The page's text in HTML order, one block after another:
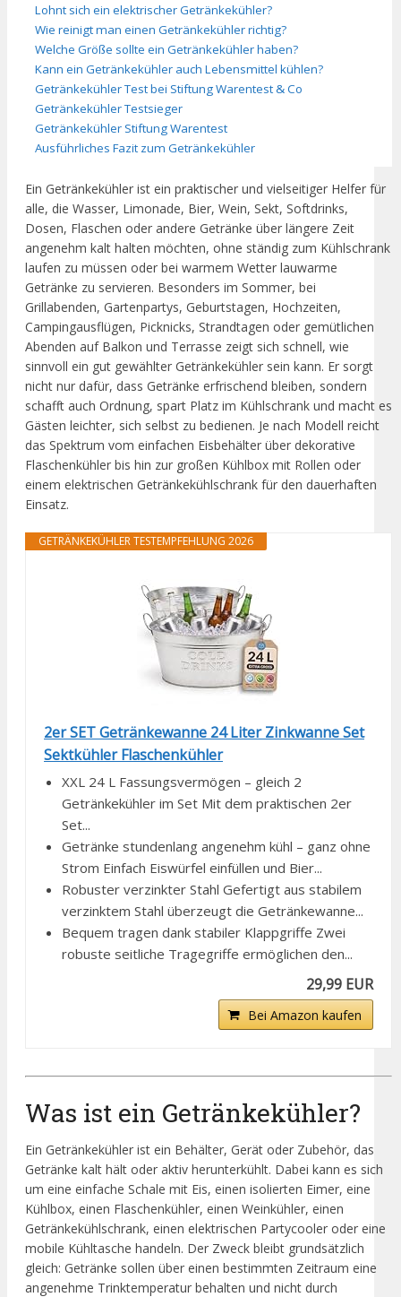
Lohnt sich ein elektrischer Getränkekühler?
Wie reinigt man einen Getränkekühler richtig?
Welche Größe sollte ein Getränkekühler haben?
Kann ein Getränkekühler auch Lebensmittel kühlen?
Getränkekühler Test bei Stiftung Warentest & Co
Getränkekühler Testsieger
Getränkekühler Stiftung Warentest
Ausführliches Fazit zum Getränkekühler
Ein Getränkekühler ist ein praktischer und vielseitiger Helfer für
alle, die Wasser, Limonade, Bier, Wein, Sekt, Softdrinks,
Dosen, Flaschen oder andere Getränke über längere Zeit
angenehm kalt halten möchten, ohne ständig zum Kühlschrank
laufen zu müssen oder bei warmem Wetter lauwarme
Getränke zu servieren. Besonders im Sommer, bei
Grillabenden, Gartenpartys, Geburtstagen, Hochzeiten,
Campingausflügen, Picknicks, Strandtagen oder gemütlichen
Abenden auf Balkon und Terrasse zeigt sich schnell, wie
sinnvoll ein gut gewählter Getränkekühler sein kann. Er sorgt
nicht nur dafür, dass Getränke erfrischend bleiben, sondern
schafft auch Ordnung, spart Platz im Kühlschrank und macht es
Gästen leichter, sich selbst zu bedienen. Je nach Modell reicht
das Spektrum vom einfachen Eisbehälter über dekorative
Flaschenkühler bis hin zur großen Kühlbox mit Rollen oder
einem elektrischen Getränkekühlschrank für den dauerhaften
Einsatz.
GETRÄNKEKÜHLER TESTEMPFEHLUNG 2026
2er SET Getränkewanne 24 Liter Zinkwanne Set
Sektkühler Flaschenkühler
XXL 24 L Fassungsvermögen – gleich 2
Getränkekühler im Set Mit dem praktischen 2er
Set...
Getränke stundenlang angenehm kühl – ganz ohne
Strom Einfach Eiswürfel einfüllen und Bier...
Robuster verzinkter Stahl Gefertigt aus stabilem
verzinktem Stahl überzeugt die Getränkewanne...
Bequem tragen dank stabiler Klappgriffe Zwei
robuste seitliche Tragegriffe ermöglichen den...
29,99 EUR
Bei Amazon kaufen
Was ist ein Getränkekühler?
Ein Getränkekühler ist ein Behälter, Gerät oder Zubehör, das
Getränke kalt hält oder aktiv herunterkühlt. Dabei kann es sich
um eine einfache Schale mit Eis, einen isolierten Eimer, eine
Kühlbox, einen Flaschenkühler, einen Weinkühler, einen
Getränkekühlschrank, einen elektrischen Partycooler oder eine
mobile Kühltasche handeln. Der Zweck bleibt grundsätzlich
gleich: Getränke sollen über einen bestimmten Zeitraum eine
angenehme Trinktemperatur behalten und nicht durch